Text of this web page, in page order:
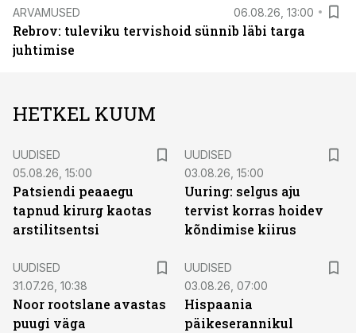
ARVAMUSED 06.08.26, 13:00
Rebrov: tuleviku tervishoid sünnib läbi targa
juhtimise
HETKEL KUUM
UUDISED
05.08.26, 15:00
Patsiendi peaaegu
tapnud kirurg kaotas
arstilitsentsi
UUDISED
03.08.26, 15:00
Uuring: selgus aju
tervist korras hoidev
kõndimise kiirus
UUDISED
31.07.26, 10:38
Noor rootslane avastas
puugi väga
UUDISED
03.08.26, 07:00
Hispaania
päikeserannikul